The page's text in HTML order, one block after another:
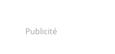
Publicité